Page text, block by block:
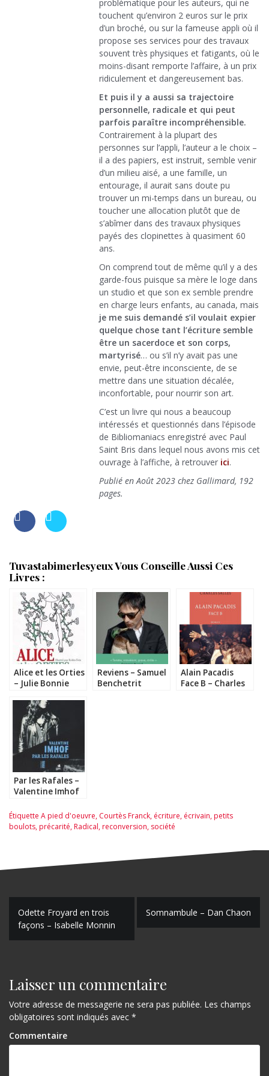
problématique pour les auteurs, qui ne
touchent qu’environ 2 euros sur le prix
d’un broché, ou sur la fameuse appli où il
propose ses services pour des travaux
souvent très physiques et fatigants, où le
moins-disant remporte l’affaire, à un prix
ridiculement et dangereusement bas.
Et puis il y a aussi sa trajectoire
personnelle, radicale et qui peut
parfois paraître incompréhensible.
Contrairement à la plupart des
personnes sur l’appli, l’auteur a le choix –
il a des papiers, est instruit, semble venir
d’un milieu aisé, a une famille, un
entourage, il aurait sans doute pu
trouver un mi-temps dans un bureau, ou
toucher une allocation plutôt que de
s’abîmer dans des travaux physiques
payés des clopinettes à quasiment 60
ans.
On comprend tout de même qu’il y a des
garde-fous puisque sa mère le loge dans
un studio et que son ex semble prendre
en charge leurs enfants, au canada, mais
je me suis demandé s’il voulait expier
quelque chose tant l’écriture semble
être un sacerdoce et son corps,
martyrisé… ou s’il n’y avait pas une
envie, peut-être inconsciente, de se
mettre dans une situation décalée,
inconfortable, pour nourrir son art.
C’est un livre qui nous a beaucoup
intéressés et questionnés dans l’épisode
de Bibliomaniacs enregistré avec Paul
Saint Bris dans lequel nous avons mis cet
ouvrage à l’affiche, à retrouver ici.
Publié en Août 2023 chez Gallimard, 192
pages.
Tuvastabimerlesyeux Vous Conseille Aussi Ces
Livres :
Alice et les Orties
– Julie Bonnie
Reviens – Samuel
Benchetrit
Alain Pacadis
Face B – Charles
Par les Rafales –
Valentine Imhof
Étiquette A pied d'oeuvre, Courtès Franck, écriture, écrivain,petits
boulots,précarité,Radical,reconversion, société
N
a
i
g
a
t
Odette Froyard en trois
façons – Isabelle Monnin
Somnambule – Dan Chaon
Laisser un commentaire
Votre adresse de messagerie ne sera pas publiée. Les champs
obligatoires sont indiqués avec *
Commentaire